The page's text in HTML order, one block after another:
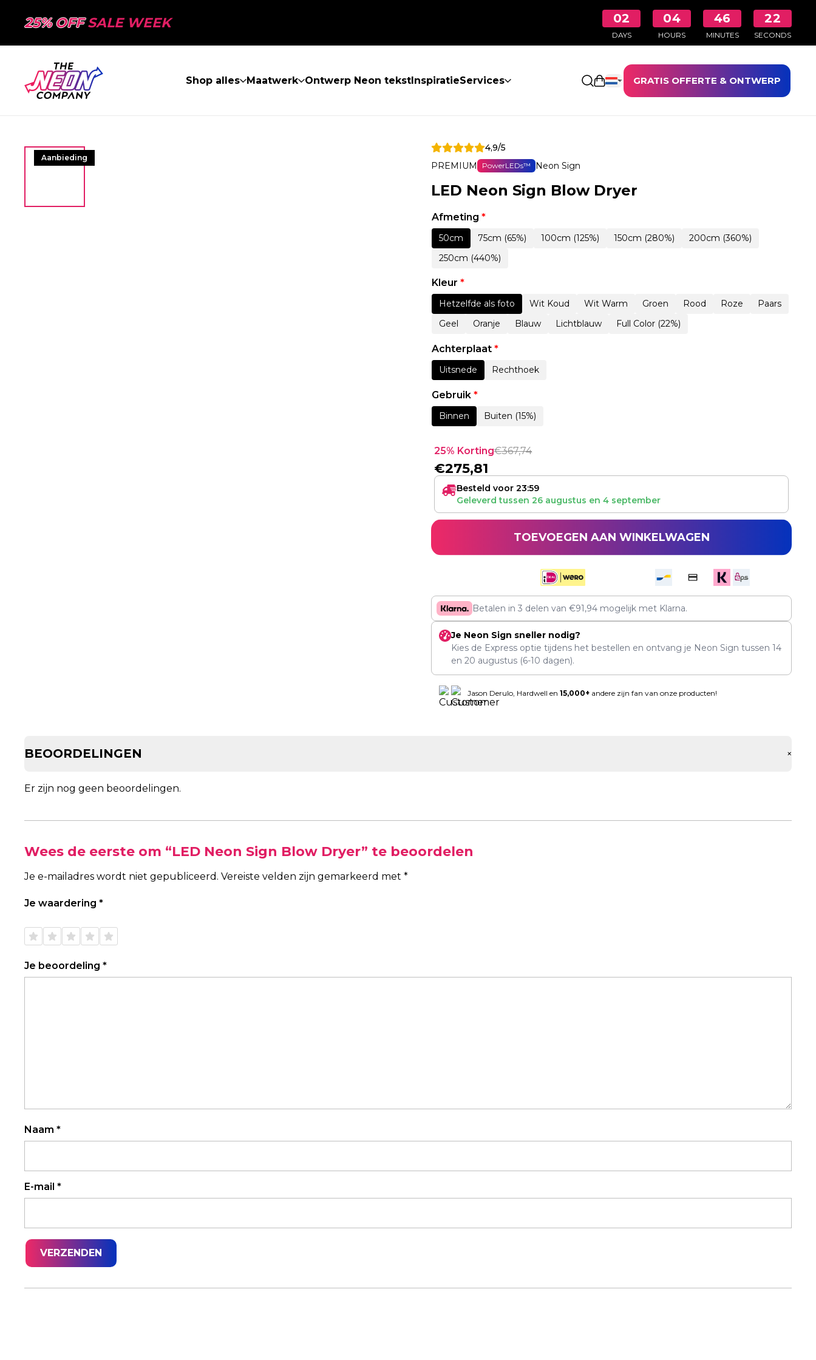
25% OFFSALE WEEK 02
DAYS
04
HOURS
46
MINUTES
21
SECONDS
Shop alles Maatwerk Ontwerp Neon tekstInspiratieServices Winkelwagen openen
GRATIS OFFERTE & ONTWERP
Aanbieding
4,9/5
PREMIUM
PowerLEDs™ Neon Sign
LED Neon Sign Blow Dryer
Afmeting *
50cm 75cm (65%) 100cm (125%) 150cm (280%)
200cm (360%)
250cm (440%)
Kleur *
Hetzelfde als foto Wit Koud Wit Warm Groen Rood Roze
Paars
Geel
Oranje Blauw Lichtblauw Full Color (22%)
Achterplaat *
Uitsnede Rechthoek
Gebruik *
Binnen Buiten (15%)
25% Korting€367,74
€275,81
Besteld voor 23:59
Geleverd tussen 26 augustus en 4 september
TOEVOEGEN AAN WINKELWAGEN
Betalen in 3 delen van€91,94 mogelijk met Klarna.
Je Neon Sign sneller nodig?
Kies de Express optie tijdens het bestellen en ontvang je Neon Sign tussen 14
en 20 augustus(6-10 dagen).
Jason Derulo, Hardwell en 15,000+andere zijn fan van onze producten!
BEOORDELINGEN +
Er zijn nog geen beoordelingen.
Wees de eerste om “LED Neon Sign Blow Dryer” te beoordelen
Je e-mailadres wordt niet gepubliceerd. Vereiste velden zijn gemarkeerd met *
Je waardering *
de 5
de 5
de 5
de 5
de 5
Je beoordeling *
Naam *
E-mail *